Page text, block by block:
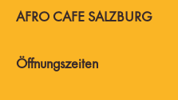
AFRO CAFE SALZBURG
Öffnungszeiten